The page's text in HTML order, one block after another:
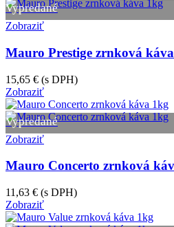
Vypredané
Zobraziť
Mauro Prestige zrnková
15,65 € (s DPH)
Zobraziť
Vypredané
Zobraziť
Mauro Concerto zrnková
11,63 € (s DPH)
Zobraziť